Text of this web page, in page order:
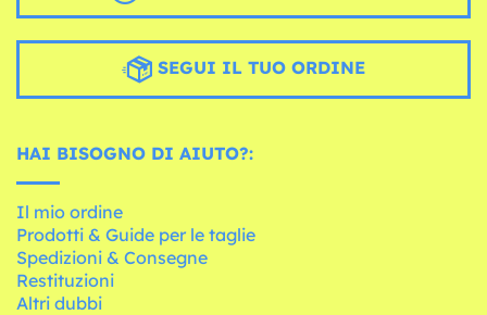
SEGUI IL TUO ORDINE
HAI BISOGNO DI AIUTO?:
Il mio ordine
Prodotti & Guide per le taglie
Spedizioni & Consegne
Restituzioni
Altri dubbi